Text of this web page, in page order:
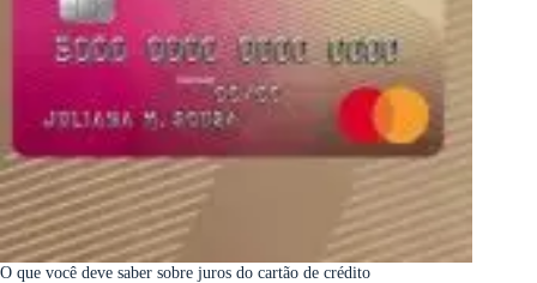
O que você deve saber sobre juros do cartão de crédito